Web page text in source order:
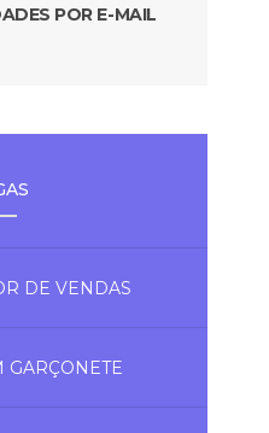
POR E-MAIL
DE VENDAS
GARÇONETE